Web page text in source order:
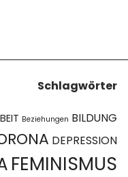
Schlagwörter
Beziehungen BILDUNG
DEPRESSION
FEMINISMUS